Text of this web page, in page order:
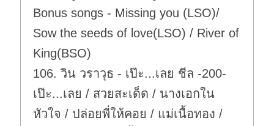
Bonus songs - Missing you (LSO)/
Sow the seeds of love(LSO) / River of
King(BSO)
106. วิน วราวุธ - เป๊ะ...เลย ชีล -200-
เป๊ะ...เลย / สวยสะเด็ด / นางเอกใน
หัวใจ / ปล่อยพี่ให้คอย / แม่เนื้อทอง /